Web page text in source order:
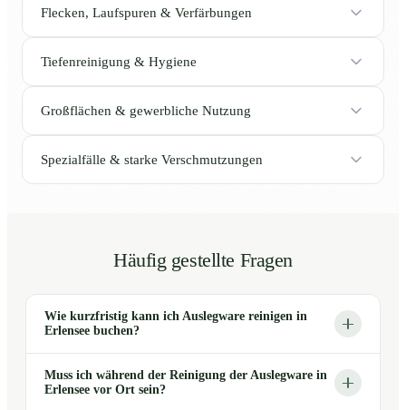
Flecken, Laufspuren & Verfärbungen
Tiefenreinigung & Hygiene
Großflächen & gewerbliche Nutzung
Spezialfälle & starke Verschmutzungen
Häufig gestellte Fragen
Wie kurzfristig kann ich Auslegware reinigen in
Erlensee buchen?
Muss ich während der Reinigung der Auslegware in
Erlensee vor Ort sein?